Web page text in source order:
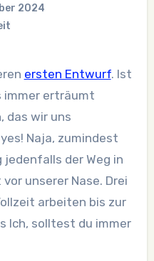
2024
ersten Entwurf. Ist
immer erträumt
das wir uns
Naja, zumindest
der Weg in
unserer Nase. Drei
arbeiten bis zur
Ich, solltest du immer